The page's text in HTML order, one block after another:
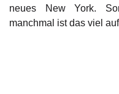
neues New York.
manchmal ist das viel